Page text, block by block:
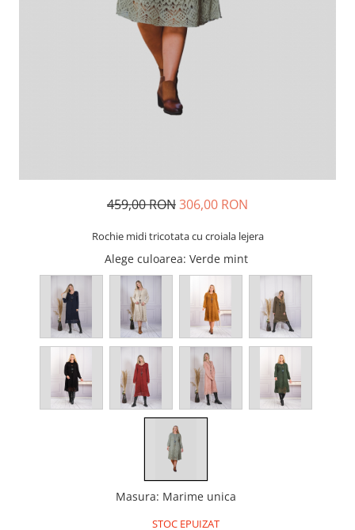
459,00 RON306,00 RON
Rochie midi tricotata cu croiala lejera
Alege culoarea: Verde mint
Masura: Marime unica
STOC EPUIZAT